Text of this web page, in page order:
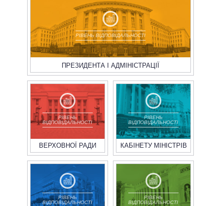
РІВЕНЬ ВІДПОВІДАЛЬНОСТІ
ПРЕЗИДЕНТА І АДМІНІСТРАЦІЇ
РІВЕНЬ
ВІДПОВІДАЛЬНОСТІ
ВЕРХОВНОЇ РАДИ
РІВЕНЬ
ВІДПОВІДАЛЬНОСТІ
КАБІНЕТУ МІНІСТРІВ
РІВЕНЬ
ВІДПОВІДАЛЬНОСТІ
РІВЕНЬ
ВІДПОВІДАЛЬНОСТІ